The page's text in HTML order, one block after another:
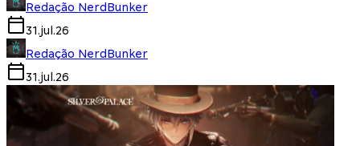
Redação NerdBunker
31.jul.26
Redação NerdBunker
31.jul.26